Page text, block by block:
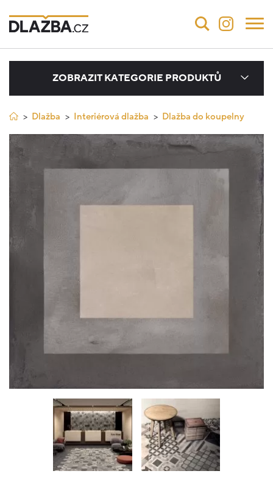
ZOBRAZIT KATEGORIE PRODUKTŮ
Dlažba Interiérová dlažba Dlažba do koupelny